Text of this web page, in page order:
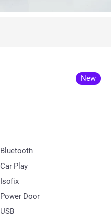
New
Bluetooth
Car Play
Isofix
Power Door
USB